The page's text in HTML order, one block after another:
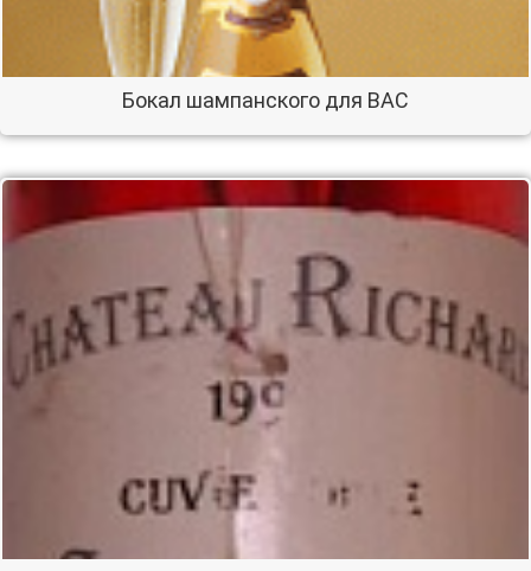
Бокал шампанского для ВАС